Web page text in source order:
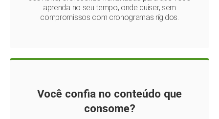
aprenda no seu tempo, onde quiser, sem
compromissos com cronogramas rígidos.
Você confia no conteúdo que
consome?